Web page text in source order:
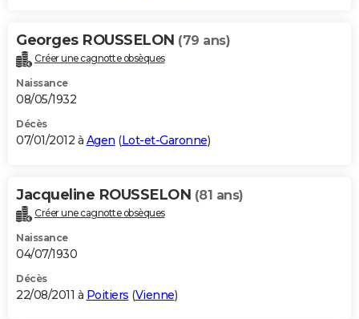
Georges ROUSSELON (79 ans)
Créer une cagnotte obsèques
Naissance
08/05/1932
Décès
07/01/2012 à Agen (Lot-et-Garonne)
Jacqueline ROUSSELON (81 ans)
Créer une cagnotte obsèques
Naissance
04/07/1930
Décès
22/08/2011 à Poitiers (Vienne)